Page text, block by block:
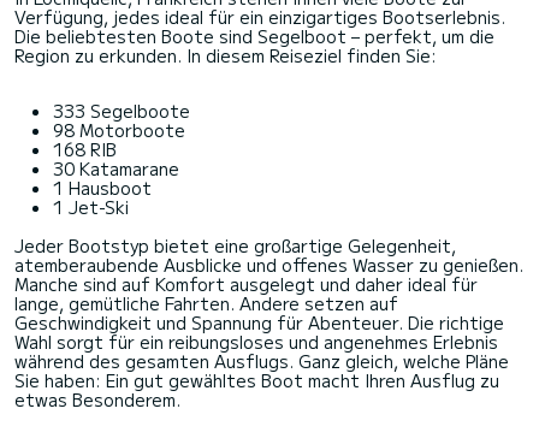
Verfügung, jedes ideal für ein einzigartiges Bootserlebnis.
Die beliebtesten Boote sind Segelboot – perfekt, um die
Region zu erkunden. In diesem Reiseziel finden Sie:
333 Segelboote
98 Motorboote
168 RIB
30 Katamarane
1 Hausboot
1 Jet-Ski
Jeder Bootstyp bietet eine großartige Gelegenheit,
atemberaubende Ausblicke und offenes Wasser zu genießen.
Manche sind auf Komfort ausgelegt und daher ideal für
lange, gemütliche Fahrten. Andere setzen auf
Geschwindigkeit und Spannung für Abenteuer. Die richtige
Wahl sorgt für ein reibungsloses und angenehmes Erlebnis
während des gesamten Ausflugs. Ganz gleich, welche Pläne
Sie haben: Ein gut gewähltes Boot macht Ihren Ausflug zu
etwas Besonderem.